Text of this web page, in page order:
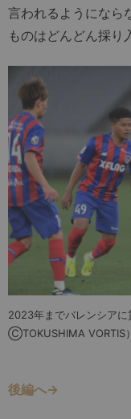
言われるようになら
ものはどんどん採り
2023年までバレンシア
ⒸTOKUSHIMA VORTIS）
後編へ→